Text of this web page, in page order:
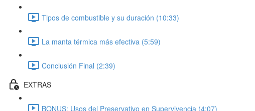
Tipos de combustible y su duración (10:33)
La manta térmica más efectiva (5:59)
Conclusión Final (2:39)
EXTRAS
BONUS: Usos del Preservativo en Supervivencia (4:07)